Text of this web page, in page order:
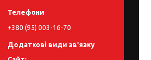
+380 (95) 003-16-70